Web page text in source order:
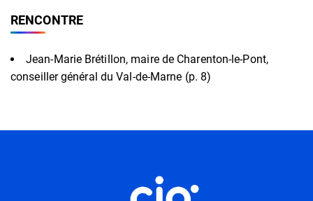
RENCONTRE
Jean-Marie Brétillon, maire de Charenton-le-Pont,
conseiller général du Val-de-Marne (p. 8)